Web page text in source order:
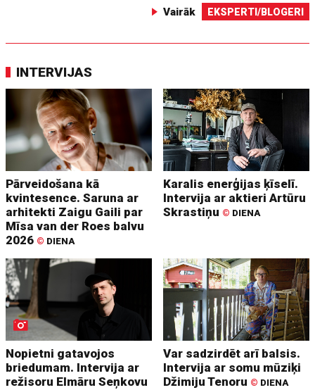
Vairāk EKSPERTI/BLOGERI
INTERVIJAS
Pārveidošana kā
kvintesence. Saruna ar
arhitekti Zaigu Gaili par
Mīsa van der Roes balvu
2026 © DIENA
Karalis enerģijas ķīselī.
Intervija ar aktieri Artūru
Skrastiņu © DIENA
Nopietni gatavojos
briedumam. Intervija ar
režisoru Elmāru Seņkovu
Var sadzirdēt arī balsis.
Intervija ar somu mūziķi
Džimiju Tenoru © DIENA